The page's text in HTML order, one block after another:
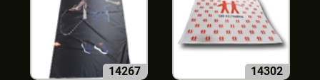
14267 14302